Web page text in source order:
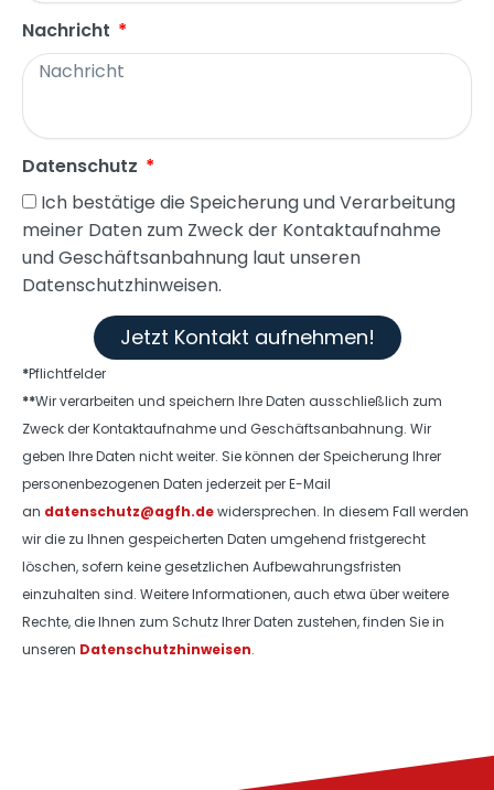
Nachricht
Datenschutz
Ich bestätige die Speicherung und Verarbeitung
meiner Daten zum Zweck der Kontaktaufnahme
und Geschäftsanbahnung laut unseren
Datenschutzhinweisen.
Jetzt Kontakt aufnehmen!
*Pflichtfelder
**Wir verarbeiten und speichern Ihre Daten ausschließlich zum
Zweck der Kontaktaufnahme und Geschäftsanbahnung. Wir
geben Ihre Daten nicht weiter. Sie können der Speicherung Ihrer
personenbezogenen Daten jederzeit per E-Mail
an datenschutz@agfh.dewidersprechen. In diesem Fall werden
wir die zu Ihnen gespeicherten Daten umgehend fristgerecht
löschen, sofern keine gesetzlichen Aufbewahrungsfristen
einzuhalten sind. Weitere Informationen, auch etwa über weitere
Rechte, die Ihnen zum Schutz Ihrer Daten zustehen, finden Sie in
unseren Datenschutzhinweisen.